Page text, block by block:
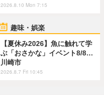
2026.8.10 Mon 7:15
趣味・娯楽
【夏休み2026】魚に触れて学
ぶ「おさかな」イベント8/8…
川崎市
2026.8.7 Fri 10:45